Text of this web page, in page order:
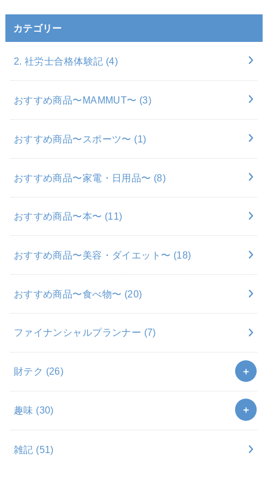
カテゴリー
2. 社労士合格体験記 (4)
おすすめ商品〜MAMMUT〜 (3)
おすすめ商品〜スポーツ〜 (1)
おすすめ商品〜家電・日用品〜 (8)
おすすめ商品〜本〜 (11)
おすすめ商品〜美容・ダイエット〜 (18)
おすすめ商品〜食べ物〜 (20)
ファイナンシャルプランナー (7)
財テク (26)
趣味 (30)
雑記 (51)